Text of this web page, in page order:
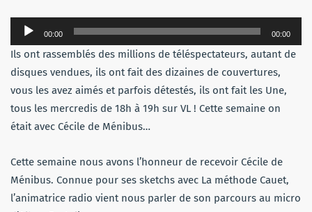
Lecteur
audio
00:00 00:00
Ils ont rassemblés des millions de téléspectateurs, autant de
disques vendues, ils ont fait des dizaines de couvertures,
vous les avez aimés et parfois détestés, ils ont fait les Une,
tous les mercredis de 18h à 19h sur VL ! Cette semaine on
était avec Cécile de Ménibus…
Cette semaine nous avons l’honneur de recevoir Cécile de
Ménibus. Connue pour ses sketchs avec La méthode Cauet,
l’animatrice radio vient nous parler de son parcours au micro